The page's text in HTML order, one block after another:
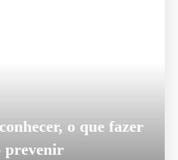
o que fazer
prevenir